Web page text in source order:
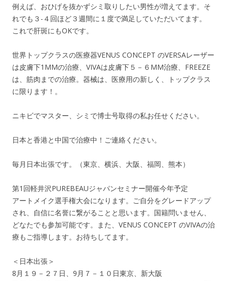
例えば、おひげを抜かずシミ取りしたい男性が増えてます。そ
れでも３-４回ほど３週間に１度で満足していただいてます。
これで肝斑にもOKです。
世界トップクラスの医療器VENUS CONCEPT のVERSAレーザー
は皮膚下1MMの治療、VIVAは皮膚下５－６MM治療、FREEZE
は、筋肉までの治療。器械は、医療用の新しく、トップクラス
に限ります！。
ニキビでマスター、シミで博士号取得の私お任せください。
日本と香港と中国で治療中！ご連絡ください。
毎月日本出張です。（東京、横浜、大阪、福岡、熊本）
第1回軽井沢PUREBEAUジャパンセミナー開催今年予定
アートメイク選手権大会になります。ご自分をグレードアップ
され、自信に名誉に繋がることと思います。国籍問いません、
どなたでも参加可能です。また、VENUS CONCEPT のVIVAの治
療もご指導します。お待ちしてます。
＜日本出張＞
8月１９－２７日、9月７－１０日東京、新大阪